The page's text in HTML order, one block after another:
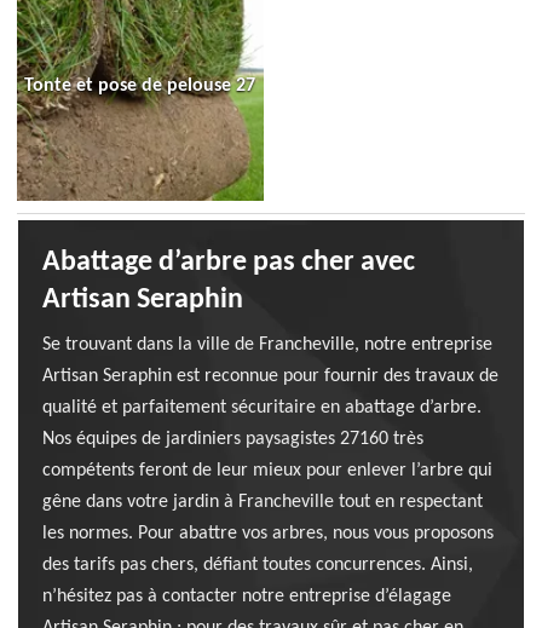
Tonte et pose de pelouse 27
Abattage d’arbre pas cher avec
Artisan Seraphin
Se trouvant dans la ville de Francheville, notre entreprise
Artisan Seraphin est reconnue pour fournir des travaux de
qualité et parfaitement sécuritaire en abattage d’arbre.
Nos équipes de jardiniers paysagistes 27160 très
compétents feront de leur mieux pour enlever l’arbre qui
gêne dans votre jardin à Francheville tout en respectant
les normes. Pour abattre vos arbres, nous vous proposons
des tarifs pas chers, défiant toutes concurrences. Ainsi,
n’hésitez pas à contacter notre entreprise d’élagage